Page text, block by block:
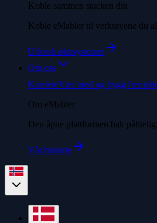
Koble sammen stacken din
Koble eMabler til verktøyene du
Utforsk økosystemet
Om oss
KarriereVær med og bygg
Om eMabler
Den åpne plattformen bak
Vår historie